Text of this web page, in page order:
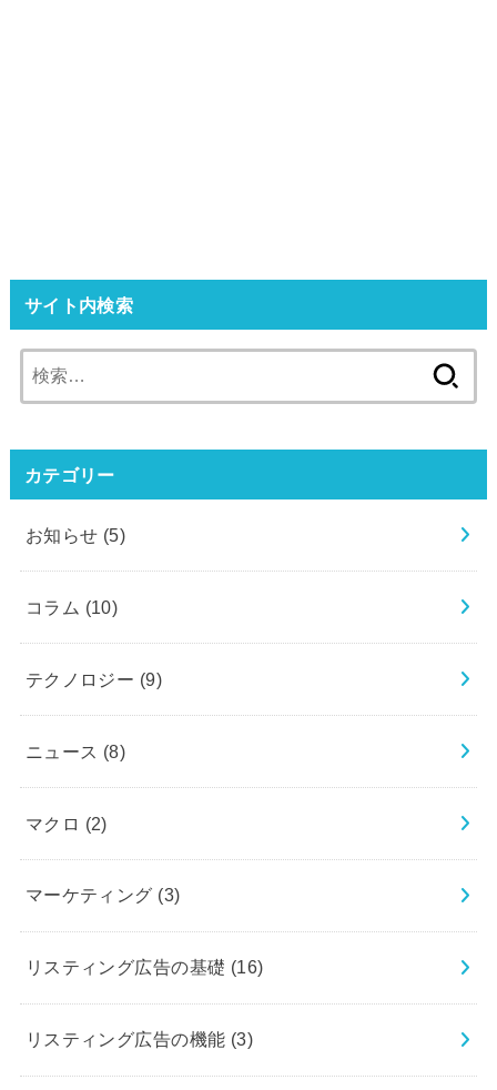
サイト内検索
索:
カテゴリー
お知らせ (5)
コラム (10)
テクノロジー (9)
ニュース (8)
マクロ (2)
マーケティング (3)
リスティング広告の基礎 (16)
リスティング広告の機能 (3)